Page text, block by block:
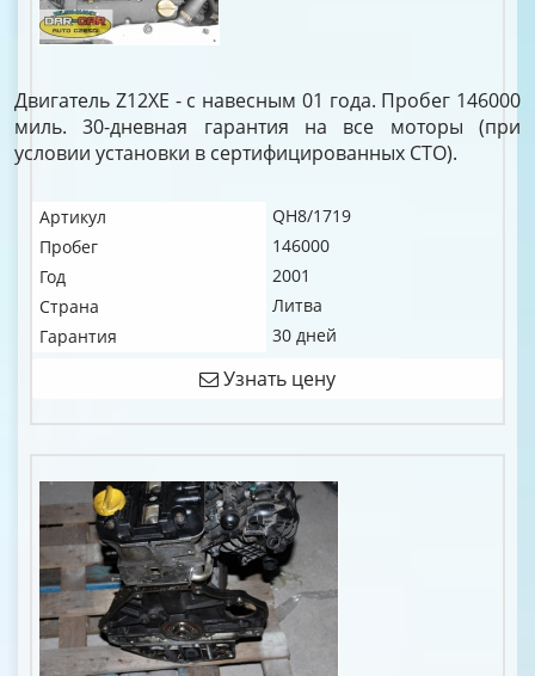
Двигатель Z12XE - с навесным 01 года. Пробег 146000
миль. 30-дневная гарантия на все моторы (при
условии установки в сертифицированных СТО).
Артикул
QH8/1719
Пробег
146000
Год
2001
Страна
Литва
Гарантия
30 дней
Узнать цену